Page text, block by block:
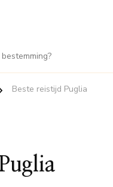
Beste reistijd Puglia